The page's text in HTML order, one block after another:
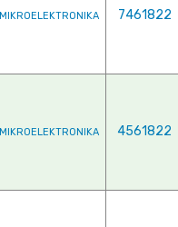
7461822
MIKROELEKTRONIKA
4561822
MIKROELEKTRONIKA